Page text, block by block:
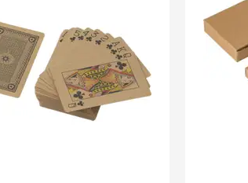
categorie
& drinken categorie
& Wellness categorie
& lampen categorie